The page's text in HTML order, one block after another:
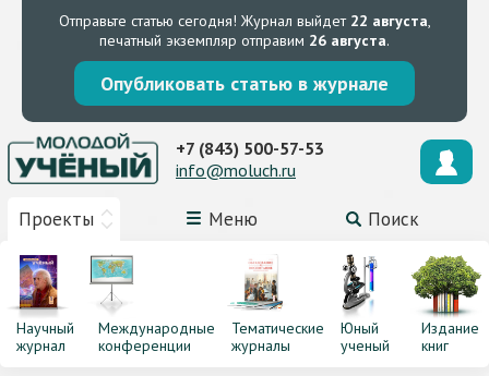
Отправьте статью сегодня! Журнал выйдет 22 августа,
печатный экземпляр отправим 26 августа.
Опубликовать статью в журнале
Проекты Меню Поиск
+7 (843) 500-57-53
info@moluch.ru
Научный
журнал
Международные
конференции
Тематические
журналы
Юный
ученый
Издание
книг